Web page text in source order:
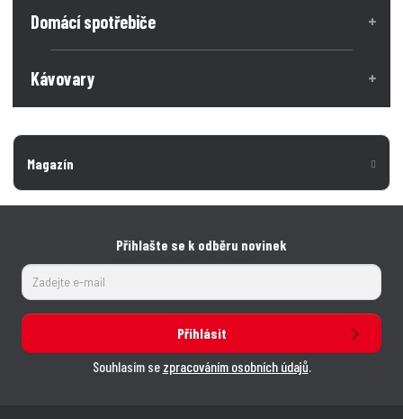
Domácí spotřebiče
Kávovary
Magazín
Přihlašte se k odběru novinek
Přihlásit
Souhlasím se zpracováním osobních údajů.